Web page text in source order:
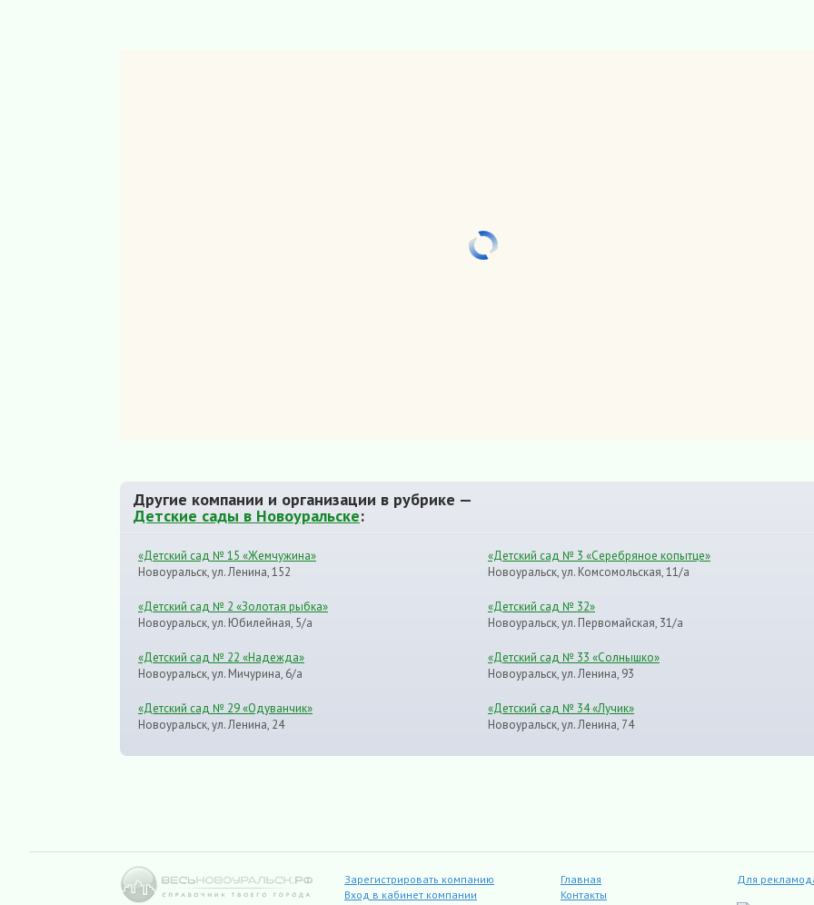
Другие компании и организации в рубрике —
Детские сады в Новоуральске:
«Детский сад № 15 «Жемчужина»
Новоуральск, ул. Ленина, 152
«Детский сад № 3 «Серебряное копытце»
Новоуральск, ул. Комсомольская, 11/а
«Детский сад № 2 «Золотая рыбка»
Новоуральск, ул. Юбилейная, 5/а
«Детский сад № 32»
Новоуральск, ул. Первомайская, 31/а
«Детский сад № 22 «Надежда»
Новоуральск, ул. Мичурина, 6/а
«Детский сад № 33 «Солнышко»
Новоуральск, ул. Ленина, 93
«Детский сад № 29 «Одуванчик»
Новоуральск, ул. Ленина, 24
«Детский сад № 34 «Лучик»
Новоуральск, ул. Ленина, 74
Зарегистрировать компанию
Вход в кабинет компании
Главная
Контакты
Для